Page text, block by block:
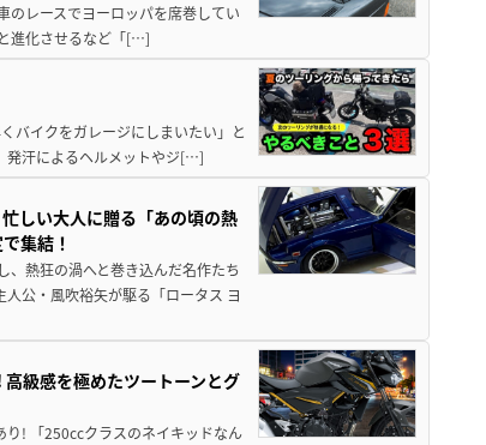
のレースでヨーロッパを席巻してい
進化させるなど「[…]
バイクをガレージにしまいたい」と
発汗によるヘルメットやジ[…]
しい大人に贈る「あの頃の熱
集結！
、熱狂の渦へと巻き込んだ名作たち
公・風吹裕矢が駆る「ロータス ヨ
級感を極めたツートーンとグ
! 「250ccクラスのネイキッドなん